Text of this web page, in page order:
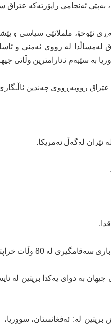
نێوخۆ، ململانێی سیاسی و
لەمساڵدا لە رووی ئەمنی و
بە سێیەم نائارامترین وڵاتی
رووبەڕووی چەندین
و لە 81ی دیکەش باشتربووە.
10 ئارامترین وڵاتی جیهان بە دوای
جیهانیش بریتین لە: ئەفغانستان،